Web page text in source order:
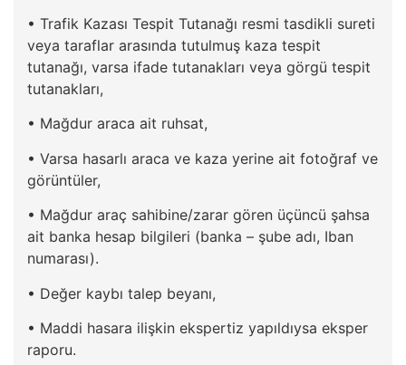
• Trafik Kazası Tespit Tutanağı resmi tasdikli sureti
veya taraflar arasında tutulmuş kaza tespit
tutanağı, varsa ifade tutanakları veya görgü tespit
tutanakları,
• Mağdur araca ait ruhsat,
• Varsa hasarlı araca ve kaza yerine ait fotoğraf ve
görüntüler,
• Mağdur araç sahibine/zarar gören üçüncü şahsa
ait banka hesap bilgileri (banka – şube adı, Iban
numarası).
• Değer kaybı talep beyanı,
• Maddi hasara ilişkin ekspertiz yapıldıysa eksper
raporu.